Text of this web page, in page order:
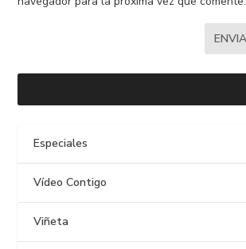
Especiales
Vídeo Contigo
Viñeta